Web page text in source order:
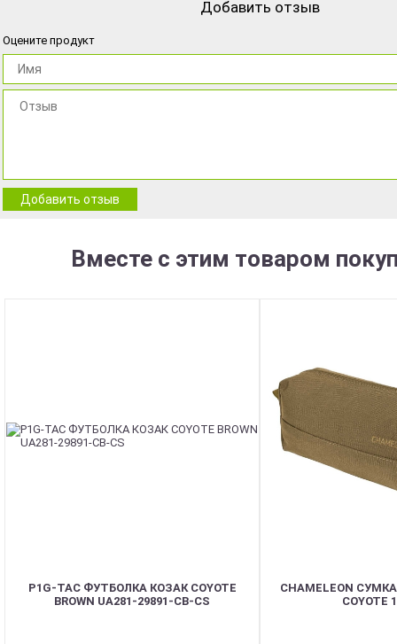
Добавить отзыв
Оцените продукт
Добавить отзыв
Вместе с этим товаром
P1G-TAC ФУТБОЛКА КОЗАК COYOTE
BROWN UA281-29891-CB-CS
CHAMELEON СУМКА
COYOTE